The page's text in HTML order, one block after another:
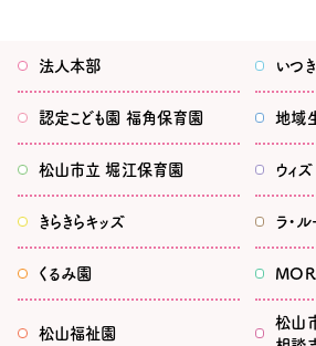
法人本部
認定こども園 福角保育園
松山市立堀江保育園
きらきらキッズ
くるみ園
松山福祉園
いつ
地域
ウィズ
ラ・ル
松山